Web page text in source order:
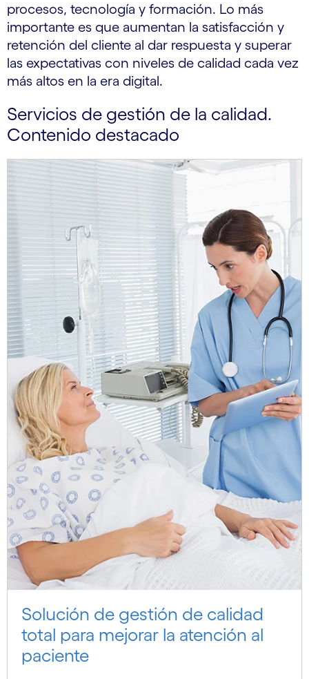
procesos, tecnología y formación. Lo más
importante es que aumentan la satisfacción y
retención del cliente al dar respuesta y superar
las expectativas con niveles de calidad cada vez
más altos en la era digital.
Servicios de gestión de la calidad.
Contenido destacado
Solución de gestión de calidad
total para mejorar la atención al
paciente